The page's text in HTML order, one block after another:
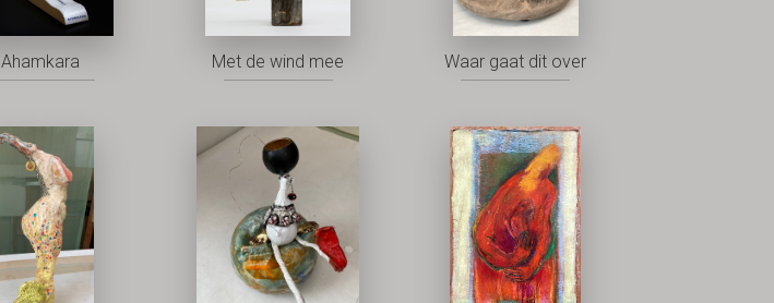
Ahamkara Met de wind mee Waar gaat dit over